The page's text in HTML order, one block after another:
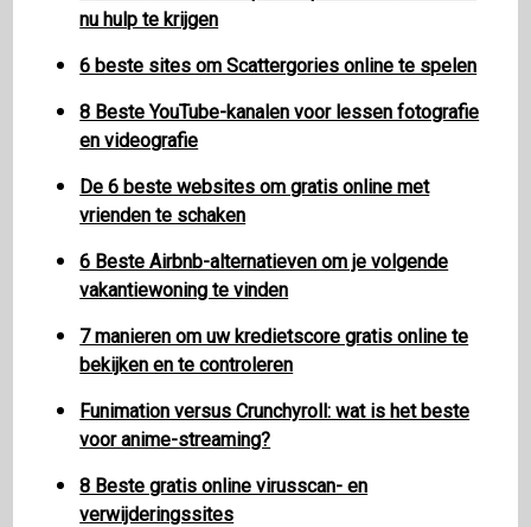
nu hulp te krijgen
6 beste sites om Scattergories online te spelen
8 Beste YouTube-kanalen voor lessen fotografie
en videografie
De 6 beste websites om gratis online met
vrienden te schaken
6 Beste Airbnb-alternatieven om je volgende
vakantiewoning te vinden
7 manieren om uw kredietscore gratis online te
bekijken en te controleren
Funimation versus Crunchyroll: wat is het beste
voor anime-streaming?
8 Beste gratis online virusscan- en
verwijderingssites